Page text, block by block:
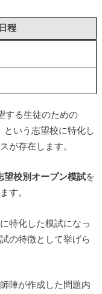
日程
する生徒のための
という志望校に特化し
が存在します。
望校別オープン模試を
す。
特化した模試になっ
の特徴として挙げら
陣が作成した問題内